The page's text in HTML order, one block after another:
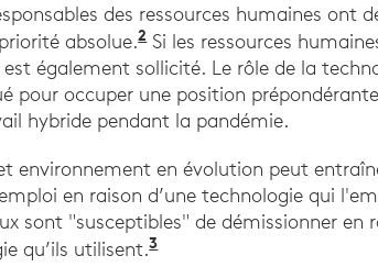
des ressources humaines ont
absolue.2"Transformer
Si les ressources
également sollicité. Le rôle de la
pour occuper une position
hybride pendant la pandémie.
environnement en évolution peut
en raison d’une technologie qui
sont "susceptibles" de démissionner en
qu’ils utilisent.3"L’état du travail en